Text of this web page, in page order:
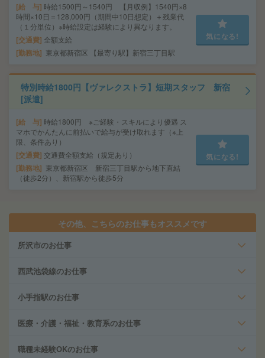
給 与 時給1500円～1540円 【月収例】1540円×8
時間×10日＝128,000円（期間中10日想定）＋残業代
（１分単位）※時給設定は経験により異なります。
交通費 全額支給
勤務地 東京都新宿区 【最寄り駅】新宿三丁目駅
気になる!
特別時給1800円【ヴァレクストラ】短期スタッフ 新宿
[派遣]
給 与 時給1800円 ※ご経験・スキルにより優遇 ス
マホでかんたんに前払いで給与が受け取れます（※上
限、条件あり）
交通費 交通費全額支給（規定あり）
勤務地
東京都新宿区 新宿三丁目駅から地下直結
（徒歩2分）、新宿駅から徒歩5分
気になる!
その他、こちらのお仕事もオススメです
所沢市のお仕事
西武池袋線のお仕事
小手指駅のお仕事
医療・介護・福祉・教育系のお仕事
職種未経験OKのお仕事